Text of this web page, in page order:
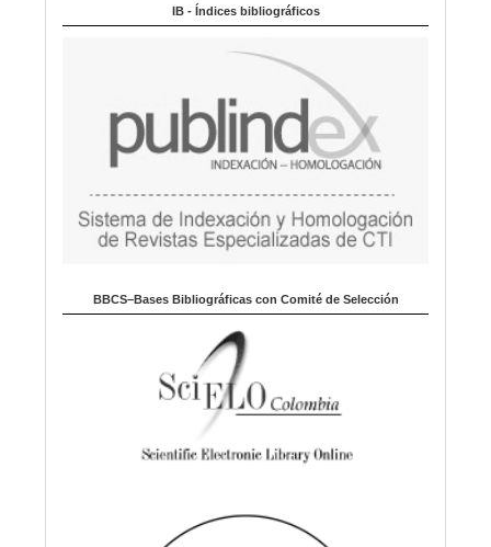
m
IB - Índices bibliográficos
BBCS–Bases Bibliográficas con Comité de Selección